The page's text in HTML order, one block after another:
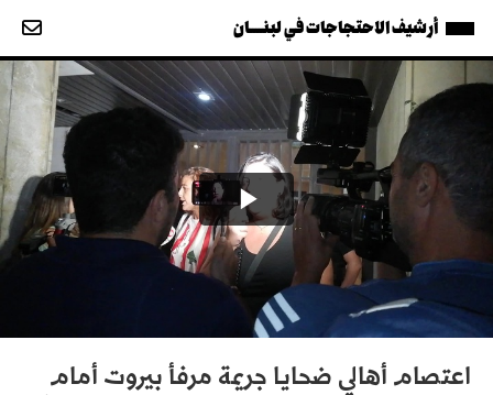
أرشيف الاحتجاجات في لبنــــان
اعتصام أهالي ضحايا جريمة مرفأ بيروت أمام